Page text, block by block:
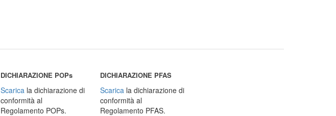
DICHIARAZIONE POPs
Scarica la dichiarazione di
conformità al
Regolamento POPs.
DICHIARAZIONE PFAS
Scarica la dichiarazione di
conformità al
Regolamento PFAS.